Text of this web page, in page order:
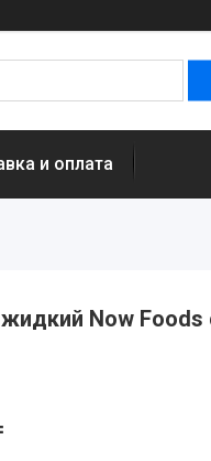
и оплата
Now Foods